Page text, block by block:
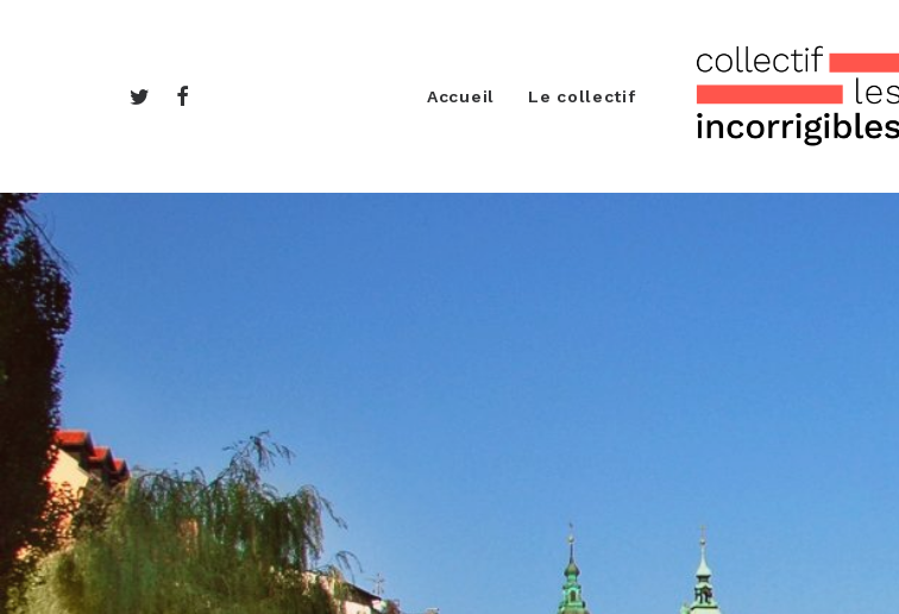
Accueil Le collectif